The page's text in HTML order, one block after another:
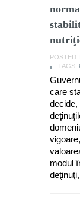
POSTED
TAGS:
care
decide,
modul